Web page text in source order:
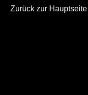
Zurück zur